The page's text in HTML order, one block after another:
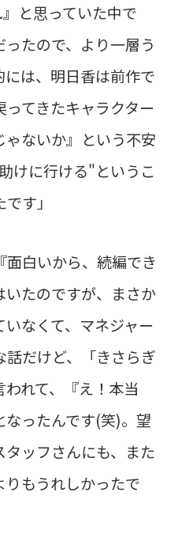
と思っていた中で
たので、より一層う
は、明日香は前作で
てきたキャラクター
ないか』という不安
けに行ける"というこ
す」
面白いから、続編でき
いたのですが、まさか
なくて、マネジャー
話だけど、「きさらぎ
れて、『え！本当
なったんです(笑)。望
ッフさんにも、また
もうれしかったで